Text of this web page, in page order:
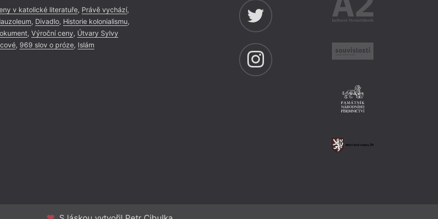
v katolické literatuře, Právě vychází,
, Divadlo, Historie kolonialismu,
, Výroční ceny, Útvary Sylvy
, 969 slov o próze, Islám